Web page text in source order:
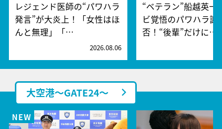
レジェンド医師の“パワハラ
発言”が大炎上！「女性はほ
んと無理」「…
2026.08.06
“ベテラン”船越英一
ビ覚悟のパワハラ謝
否！“後輩”だけに…
大空港～GATE24～